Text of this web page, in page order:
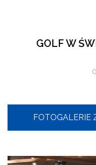
GOLF W
FOTOGALERIE